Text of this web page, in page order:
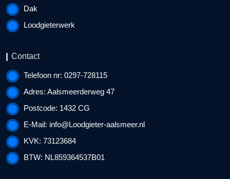
Dak
Loodgieterwerk
Contact
Telefoon nr: 0297-728115
Adres: Aalsmeerderweg 47
Postcode: 1432 CG
E-Mail: info@Loodgieter-aalsmeer.nl
KVK: 73123684
BTW: NL859364537B01